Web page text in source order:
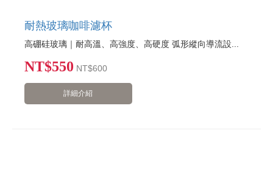
耐熱玻璃咖啡濾杯
高硼硅玻璃｜耐高溫、高強度、高硬度 弧形縱向導流設...
NT$550 NT$600
詳細介紹